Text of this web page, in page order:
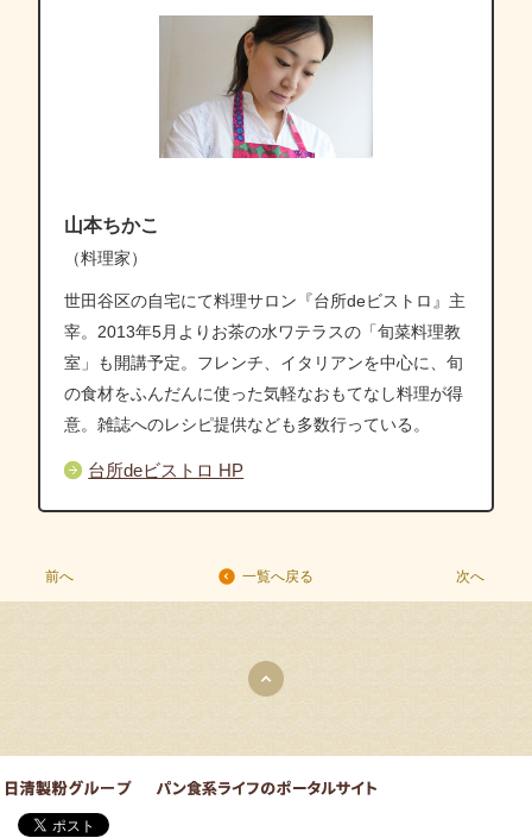
山本ちかこ
（料理家）
世田谷区の自宅にて料理サロン『台所deビストロ』主
宰。2013年5月よりお茶の水ワテラスの「旬菜料理教
室」も開講予定。フレンチ、イタリアンを中心に、旬
の食材をふんだんに使った気軽なおもてなし料理が得
意。雑誌へのレシピ提供なども多数行っている。
台所deビストロ HP
前へ 一覧へ戻る 次へ